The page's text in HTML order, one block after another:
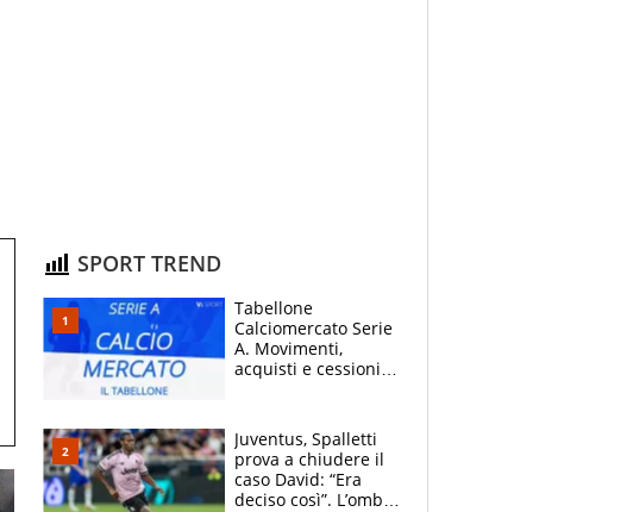
SPORT TREND
Tabellone
Calciomercato Serie
A. Movimenti,
acquisti e cessioni:
Juventus, Spalletti
prova a chiudere il
caso David: “Era
deciso così”. L’ombra